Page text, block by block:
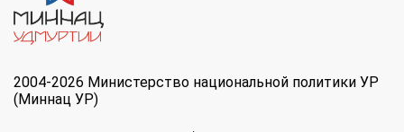
2004-2026 Министерство национальной политики УР
(Миннац УР)